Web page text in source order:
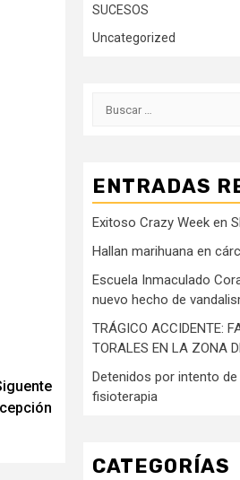
SUCESOS
Uncategorized
Buscar:
ENTRADAS
Exitoso Crazy Week en
Hallan marihuana en
Escuela Inmaculado
nuevo hecho de
TRÁGICO ACCIDENTE:
TORALES EN LA ZONA
Detenidos por intento
fisioterapia
CATEGORÍAS